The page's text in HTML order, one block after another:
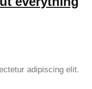
adipiscing elit.